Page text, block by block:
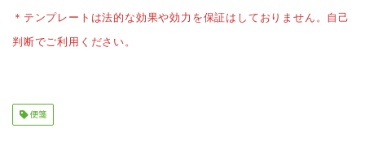
＊テンプレートは法的な効果や効力を保証はしておりません。自己
判断でご利用ください。
便箋